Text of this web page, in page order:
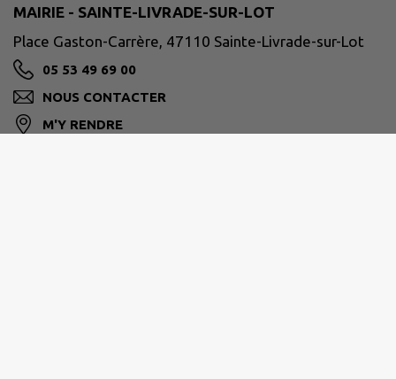
MAIRIE - SAINTE-LIVRADE-SUR-LOT
Place Gaston-Carrère, 47110 Sainte-Livrade-sur-Lot
05 53 49 69 00
NOUS CONTACTER
M'Y RENDRE